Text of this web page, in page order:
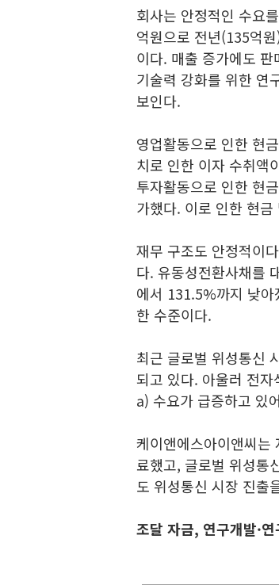
회사는 안정적인 수요
억원으로 전년(135억
이다. 매출 증가에도
기술력 강화를 위한 연
보인다.
영업활동으로 인한 현
치로 인한 이자 수취액
투자활동으로 인한 현
가했다. 이로 인한 현
재무 구조도 안정적이
다. 유동성전환사채를
에서 131.5%까지 낮
한 수준이다.
최근 글로벌 위성통신
되고 있다. 아울러 전
a) 수요가 급증하고 있
케이앤에스아이앤씨는
료했고, 글로벌 위성통
도 위성통신 시장 진출
조달 자금, 연구개발·